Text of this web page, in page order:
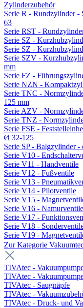
Zylinderzubehör
Serie R - Rundzylinder
63
Serie RST -
Serie SZ -
Serie SZ -
Serie SZV -
mm
Serie FZ -
Serie NZN -
Serie TNC -
125 mm
Serie AZV -
Serie TNZ -
Serie FSE -
Ø 32-125
Serie SP - Balgzylinder
Serie V10 -
Serie V11 - Handventile
Serie V12 - Fußventile
Serie V13 -
Serie V14 - Pilotventile
Serie V15 -
Serie V16 - Namurventile
Serie V17 -
Serie V18 -
Serie V19 -
Zur Kategorie
TIVAtec -
TIVAtec -
TIVAtec - Saugnäpfe
TIVAtec -
TIVAtec - Druck- und